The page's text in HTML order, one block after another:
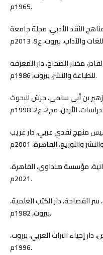
1965م.
النقد الأدبي، مجلة جامعة
مختار الصحاح، دار المعرفة
للطباعة والنشر، بيروت، 1986م.
بن أبي سلمى، جرش للبحوث
منهج نقدي عربي، دار غريب
مؤسسة هنداوي، القاهرة،
2021م.
الفصاحة، دار الكتب العلمية،
بيروت، 1982م.
إحياء التراث العربي، بيروت،
1996م.